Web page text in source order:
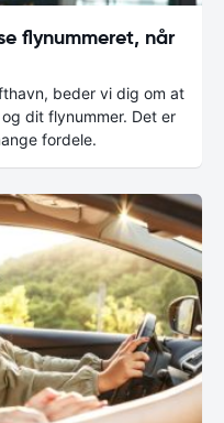
flynummeret, når
beder vi dig om at
dit flynummer. Det er
fordele.